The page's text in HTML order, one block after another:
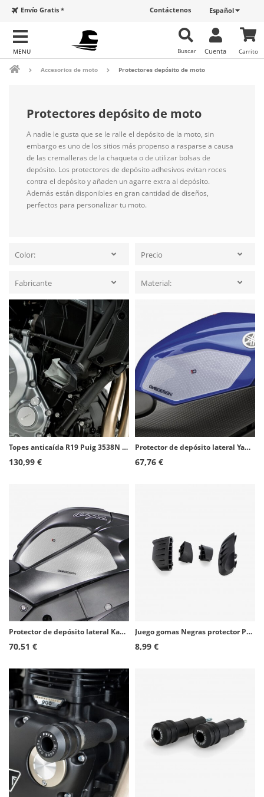
Español
Contáctenos
Envío Gratis *
Carrito
Cuenta
Buscar
Accesorios de moto Protectores depósito de moto
Protectores depósito de moto
A nadie le gusta que se le ralle el depósito de la moto, sin
embargo es uno de los sitios más propenso a rasparse a causa
de las cremalleras de la chaqueta o de utilizar bolsas de
depósito. Los protectores de depósito adhesivos evitan roces
contra el depósito y añaden un agarre extra al depósito.
Además están disponibles en gran cantidad de diseños,
perfectos para personalizar tu moto.
Color: Precio
Fabricante Material:
Topes anticaída R19 Puig 3538N para Kawasaki Ninja 125 (19-26)
130,99 €
Protector de depósito lateral Yamaha YZF-R6 (08-16) color Transparente de Puig 20095W
67,76 €
Protector de depósito lateral Kawasaki ZX-10R (12-23), ZX-10R Ninja KRT (16-20), ZX-10R Ninja Performance (16-18) color Transpar
70,51 €
Juego gomas Negras protector PRO 2.0 de Puig 20872N
8,99 €